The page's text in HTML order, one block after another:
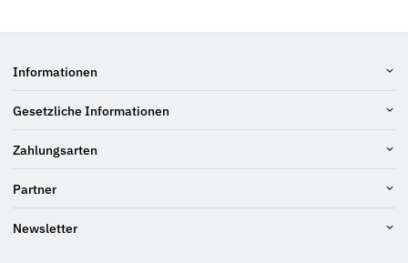
Informationen
Gesetzliche Informationen
Zahlungsarten
Partner
Newsletter